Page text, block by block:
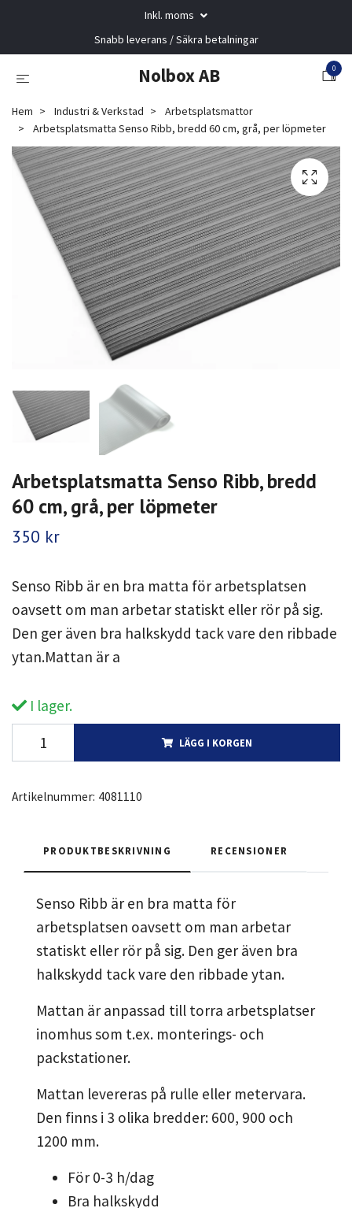
Inkl. moms
Snabb leverans / Säkra betalningar
Nolbox AB 0
Hem Industri & Verkstad
Arbetsplatsmattor
Arbetsplatsmatta Senso Ribb, bredd 60 cm, grå, per löpmeter
Arbetsplatsmatta Senso Ribb, bredd
60 cm, grå, per löpmeter
350 kr
Senso Ribb är en bra matta för arbetsplatsen
oavsett om man arbetar statiskt eller rör på sig.
Den ger även bra halkskydd tack vare den ribbade
ytan.Mattan är a
I lager.
LÄGG I KORGEN
Artikelnummer: 4081110
PRODUKTBESKRIVNING RECENSIONER
Senso Ribb är en bra matta för
arbetsplatsen oavsett om man arbetar
statiskt eller rör på sig. Den ger även bra
halkskydd tack vare den ribbade ytan.
Mattan är anpassad till torra arbetsplatser
inomhus som t.ex. monterings- och
packstationer.
Mattan levereras på rulle eller metervara.
Den finns i 3 olika bredder: 600, 900 och
1200 mm.
För 0-3 h/dag
Bra halkskydd